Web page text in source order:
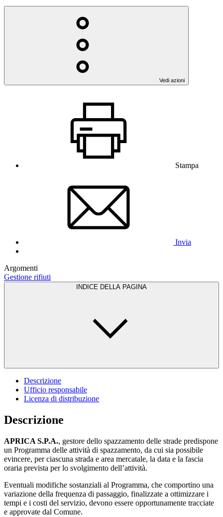
Vedi azioni
Stampa
Invia
Argomenti
Gestione rifiuti
INDICE DELLA PAGINA
Descrizione
Ufficio responsabile
Licenza di distribuzione
Descrizione
APRICA S.P.A., gestore dello spazzamento delle strade predispone
un Programma delle attività di spazzamento, da cui sia possibile
evincere, per ciascuna strada e area mercatale, la data e la fascia
oraria prevista per lo svolgimento dell’attività.
Eventuali modifiche sostanziali al Programma, che comportino una
variazione della frequenza di passaggio, finalizzate a ottimizzare i
tempi e i costi del servizio, devono essere opportunamente tracciate
e approvate dal Comune.